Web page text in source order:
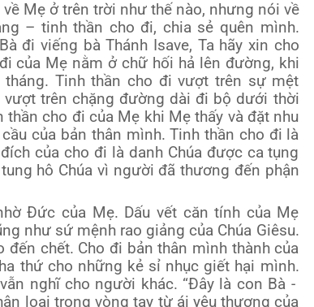
Mẹ ở trên trời như thế nào, nhưng nói về
– tinh thần cho đi, chia sẻ quên mình.
đi viếng bà Thánh Isave, Ta hãy xin cho
của Mẹ nằm ở chữ hối hả lên đường, khi
Tinh thần cho đi vượt trên sự mệt
vượt trên chặng đường dài đi bộ dưới thời
cho đi của Mẹ khi Mẹ thấy và đặt nhu
của bản thân mình. Tinh thần cho đi là
của cho đi là danh Chúa được ca tụng
hô Chúa vì người đã thương đến phận
Đức của Mẹ. Dấu vết căn tính của Mẹ
như sứ mệnh rao giảng của Chúa Giêsu.
chết. Cho đi bản thân mình thành của
thứ cho những kẻ sỉ nhục giết hại mình.
nghĩ cho người khác. “Đây là con Bà -
loại trong vòng tay từ ái yêu thương của